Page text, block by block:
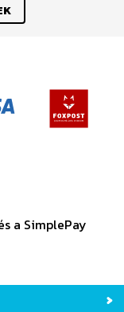
a SimplePay